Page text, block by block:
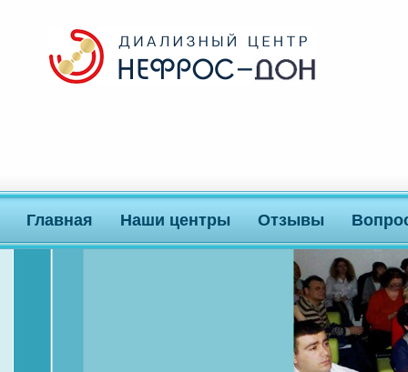
Главная Наши центры Отзывы